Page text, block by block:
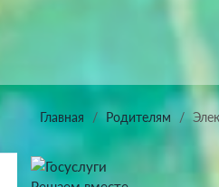
Главная Родителям